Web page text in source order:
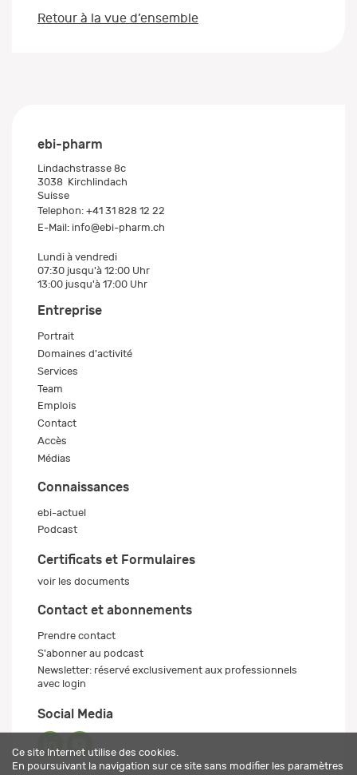
Retour à la vue d’ensemble
ebi-pharm
Lindachstrasse 8c
3038 Kirchlindach
Suisse
Telephon: +41 31 828 12 22
E-Mail: info@ebi-pharm.ch
Lundi à vendredi
07:30 jusqu'à 12:00 Uhr
13:00 jusqu'à 17:00 Uhr
Entreprise
Portrait
Domaines d'activité
Services
Team
Emplois
Contact
Accès
Médias
Connaissances
ebi-actuel
Podcast
Certificats et Formulaires
voir les documents
Contact et abonnements
Prendre contact
S'abonner au podcast
Newsletter: réservé exclusivement aux professionnels
avec login
Social Media
Ce site Internet utilise des cookies.
En poursuivant la navigation sur ce site sans modifier les paramètres